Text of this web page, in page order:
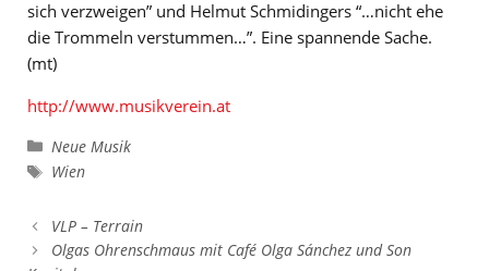
sich verzweigen” und Helmut Schmidingers “…nicht ehe
die Trommeln verstummen…”. Eine spannende Sache.
(mt)
http://www.musikverein.at
Kategorien
Neue Musik
Schlagwörter
Wien
VLP – Terrain
Olgas Ohrenschmaus mit Café Olga Sánchez und Son